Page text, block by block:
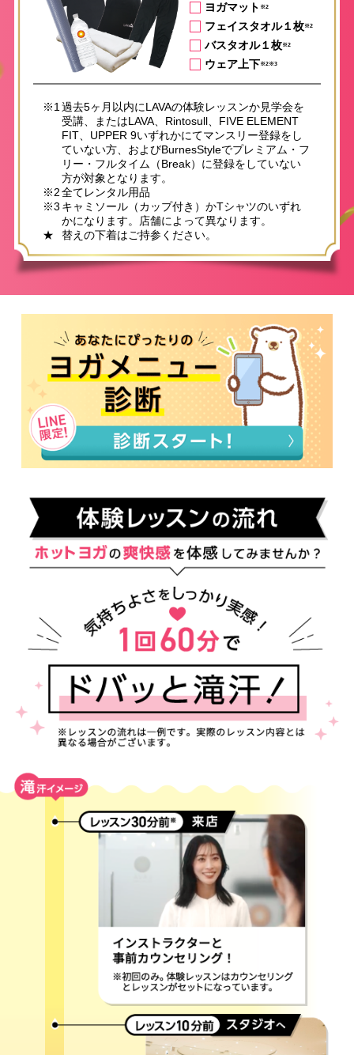
ヨガマット ※2
フェイスタオル１枚※2
バスタオル１枚※2
ウェア上下※2※3
※1過去5ヶ月以内にLAVAの体験レッスンか見学会を
受講、またはLAVA、Rintosull、FIVE ELEMENT
FIT、UPPER 9いずれかにてマンスリー登録をし
ていない方、およびBurnesStyleでプレミアム・フ
リー・フルタイム（Break）に登録をしていない
方が対象となります。
※2全てレンタル用品
※3 キャミソール（カップ付き）かTシャツのいずれ
かになります。店舗によって異なります。
★
替えの下着はご持参ください。